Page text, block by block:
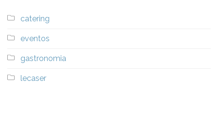
catering
eventos
gastronomia
lecaser